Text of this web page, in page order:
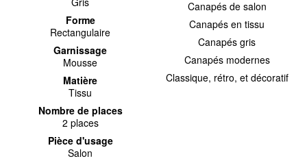
Forme
Rectangulaire
Garnissage
Mousse
Matière
Tissu
Nombre de places
2 places
Pièce d'usage
Salon
Canapés de salon
Canapés en tissu
Canapés gris
Canapés modernes
Classique, rétro, et décoratif